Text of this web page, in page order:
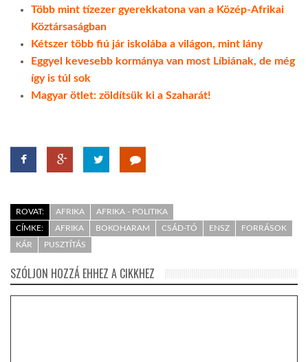
Több mint tízezer gyerekkatona van a Közép-Afrikai
Köztársaságban
Kétszer több fiú jár iskolába a világon, mint lány
Eggyel kevesebb kormánya van most Líbiának, de még
így is túl sok
Magyar ötlet: zöldítsük ki a Szaharát!
ROVAT: AFRIKA
AFRIKA - POLITIKA
CÍMKE:
AFRIKA BOKOHARAM CSÁD-TÓ ENSZ
FORRÁSOK
KÁR
PUSZTÍTÁS
SZÓLJON HOZZÁ EHHEZ A CIKKHEZ